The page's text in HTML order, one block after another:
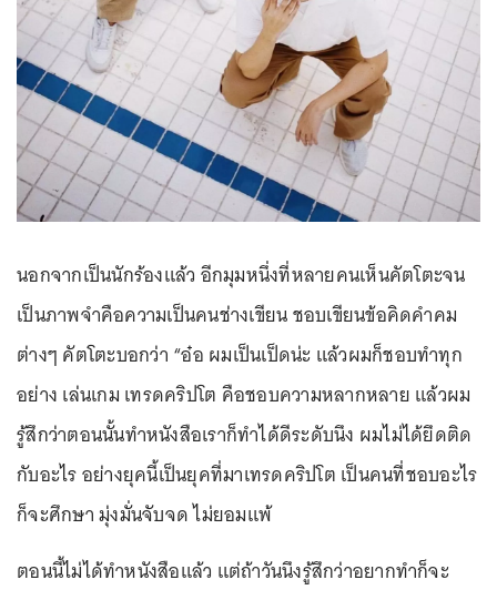
นอกจากเป็นนักร้องแล้ว อีกมุมหนึ่งที่หลายคนเห็นคัตโตะจน
เป็นภาพจำคือความเป็นคนช่างเขียน ชอบเขียนข้อคิดคำคม
ต่างๆ คัตโตะบอกว่า “อ๋อ ผมเป็นเป็ดน่ะ แล้วผมก็ชอบทำทุก
อย่าง เล่นเกม เทรดคริปโต คือชอบความหลากหลาย แล้วผม
รู้สึกว่าตอนนั้นทำหนังสือเราก็ทำได้ดีระดับนึง ผมไม่ได้ยึดติด
กับอะไร อย่างยุคนี้เป็นยุคที่มาเทรดคริปโต เป็นคนที่ชอบอะไร
ก็จะศึกษา มุ่งมั่นจับจด ไม่ยอมแพ้
ตอนนี้ไม่ได้ทำหนังสือแล้ว แต่ถ้าวันนึงรู้สึกว่าอยากทำก็จะ